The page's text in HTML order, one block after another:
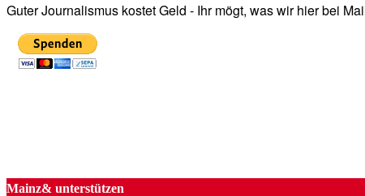
Guter Journalismus kostet Geld - Ihr mögt, was wir hier bei
Mainz& unterstützen